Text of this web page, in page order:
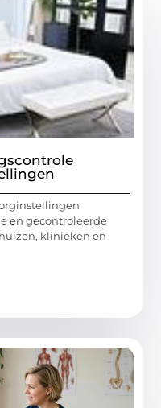
en gecontroleerde
klinieken en